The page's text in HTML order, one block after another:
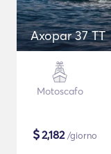
Axopar 37 TT
Motoscafo
$2,182/giorno